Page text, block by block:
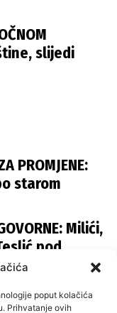
poput kolačića
Prihvatanje ovih
slijedi
PROMJENE:
starom
Milići,
pod